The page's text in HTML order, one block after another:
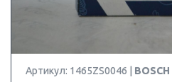
Артикул: 1465ZS0046 | BOSCH